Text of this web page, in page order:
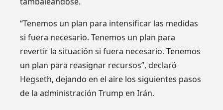
“Tenemos un plan para intensificar las medidas
si fuera necesario. Tenemos un plan para
revertir la situación si fuera necesario. Tenemos
un plan para reasignar recursos”, declaró
Hegseth, dejando en el aire los siguientes pasos
de la administración Trump en Irán.